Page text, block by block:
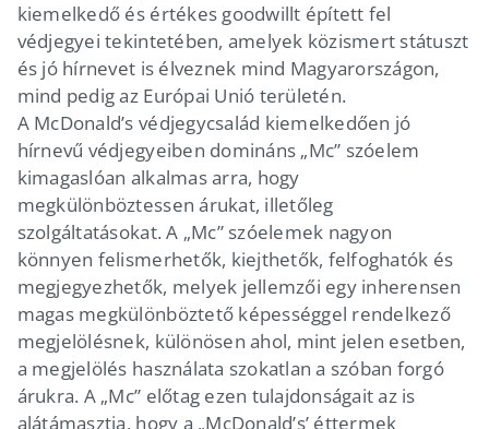
kiemelkedő és értékes goodwillt épített fel
védjegyei tekintetében, amelyek közismert státuszt
és jó hírnevet is élveznek mind Magyarországon,
mind pedig az Európai Unió területén.
A McDonald’s védjegycsalád kiemelkedően jó
hírnevű védjegyeiben domináns „Mc” szóelem
kimagaslóan alkalmas arra, hogy
megkülönböztessen árukat, illetőleg
szolgáltatásokat. A „Mc” szóelemek nagyon
könnyen felismerhetők, kiejthetők, felfoghatók és
megjegyezhetők, melyek jellemzői egy inherensen
magas megkülönböztető képességgel rendelkező
megjelölésnek, különösen ahol, mint jelen esetben,
a megjelölés használata szokatlan a szóban forgó
árukra. A „Mc” előtag ezen tulajdonságait az is
alátámasztja, hogy a „McDonald’s’ éttermek